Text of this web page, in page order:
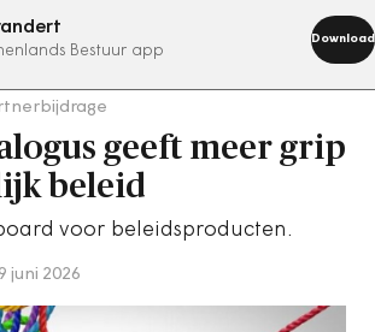
Bestuur app
Download
abonneer nu
geeft meer grip
beleid
voor beleidsproducten.
juni 2026